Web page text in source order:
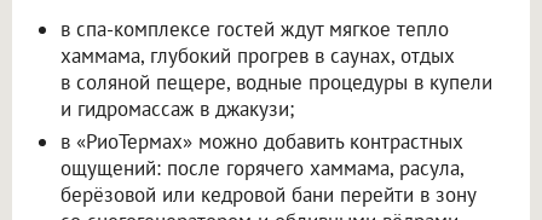
в спа-комплексе гостей ждут мягкое тепло
хаммама, глубокий прогрев в саунах, отдых
в соляной пещере, водные процедуры в купели
и гидромассаж в джакузи;
в «РиоТермах» можно добавить контрастных
ощущений: после горячего хаммама, расула,
берёзовой или кедровой бани перейти в зону